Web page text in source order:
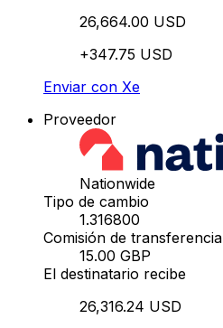
26,664.00 USD
+347.75 USD
Enviar con Xe
Proveedor
Nationwide
Tipo de cambio
1.316800
Comisión de transferencia
15.00 GBP
El destinatario recibe
26,316.24 USD